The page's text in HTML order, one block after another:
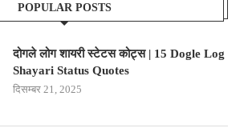
POPULAR POSTS
दोगले लोग शायरी स्टेटस कोट्स | 15 Dogle Log
Shayari Status Quotes
दिसम्बर 21, 2025